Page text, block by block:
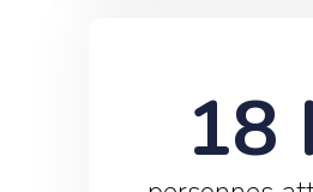
18